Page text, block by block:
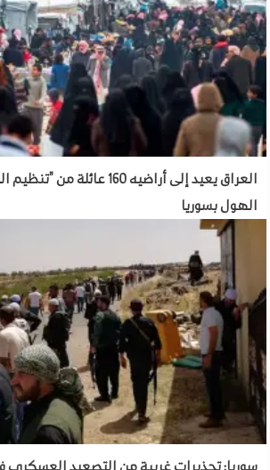
العراق يعيد إلى أراضيه 160
الهول بسوريا
سوريا: تحذيرات غربية من التصعيد العسكري